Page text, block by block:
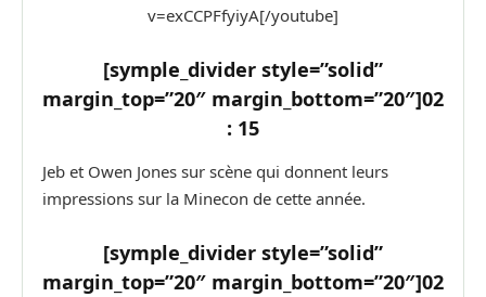
v=exCCPFfyiyA[/youtube]
[symple_divider style=”solid”
margin_top=”20″ margin_bottom=”20″]02
: 15
Jeb et Owen Jones sur scène qui donnent leurs
impressions sur la Minecon de cette année.
[symple_divider style=”solid”
margin_top=”20″ margin_bottom=”20″]02